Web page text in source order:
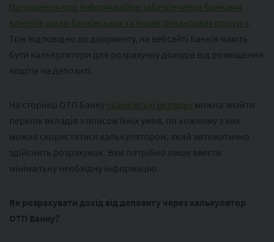
Положення про інформаційне забезпечення банками
клієнтів щодо банківських та інших фінансових послуг»
Тож відповідно до документу, на вебсайті банків мають
бути калькулятори для розрахунку доходів від розміщення
коштів на депозиті.
На сторінці ОТП Банку «Банківські вклади» можна знайти
перелік вкладів з описом їхніх умов, по кожному з них
можна скористатися калькулятором, який автоматично
здійснить розрахунок. Вам потрібно лише ввести
мінімальну необхідну інформацію.
Як розрахувати дохід від депозиту через калькулятор
ОТП Банку?